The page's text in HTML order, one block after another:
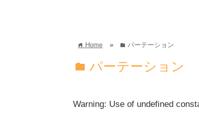
home Home » folder パーテーション
folder パーテーション
Warning: Use of undefined